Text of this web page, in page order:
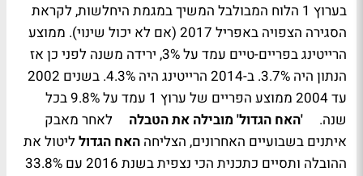
בערוץ 1 הלוח המבולבל המשיך במגמת היחלשות, לקראת
הסגירה הצפויה באפריל 2017 (אם לא יכול שינוי). ממוצע
הרייטינג בפריים-טיים עמד על 3%, ירידה משנה לפני כן אז
הנתון היה 3.7%. ב-2014 הרייטינג היה 4.3%. בשנים 2002
עד 2004 ממוצע הפריים של ערוץ 1 עמד על 9.8% בכל
שנה. 'האח הגדול' מובילה את הטבלה לאחר מאבק
איתנים בשבועיים האחרונים, הצליחה האח הגדולליטול את
ההובלה ותסיים כתכנית הכי נצפית בשנת 2016 עם 33.8%